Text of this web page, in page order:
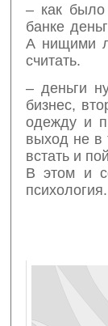
– как было
банке
А нищими
считать.
– деньги
бизнес,
одежду и
выход не в
встать и
В этом и
психология.